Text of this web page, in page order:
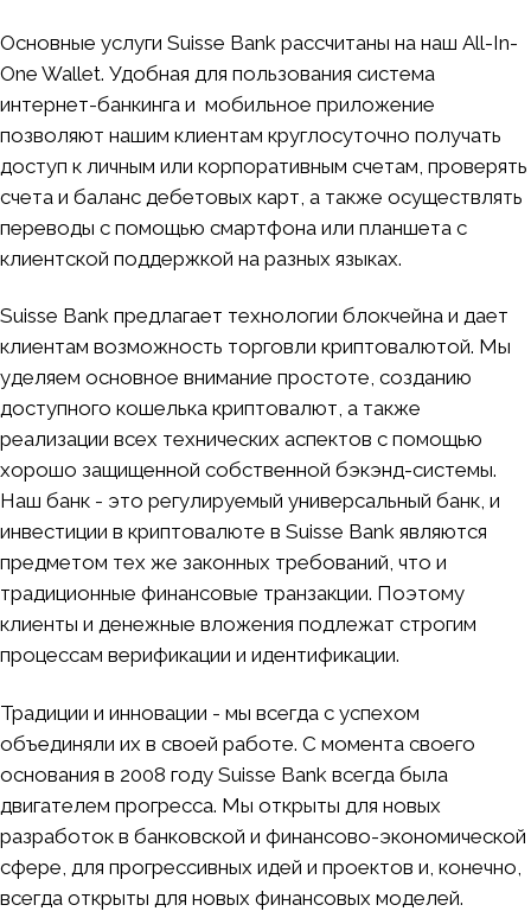
Основные услуги Suisse Bank рассчитаны на наш All-In-
One Wallet. Удобная для пользования система
интернет-банкинга и мобильное приложение
позволяют нашим клиентам круглосуточно получать
доступ к личным или корпоративным счетам, проверять
счета и баланс дебетовых карт, а также осуществлять
переводы с помощью смартфона или планшета с
клиентской поддержкой на разных языках.
Suisse Bank предлагает технологии блокчейна и дает
клиентам возможность торговли криптовалютой. Мы
уделяем основное внимание простоте, созданию
доступного кошелька криптовалют, а также
реализации всех технических аспектов с помощью
хорошо защищенной собственной бэкэнд-системы.
Наш банк - это регулируемый универсальный банк, и
инвестиции в криптовалюте в Suisse Bank являются
предметом тех же законных требований, что и
традиционные финансовые транзакции. Поэтому
клиенты и денежные вложения подлежат строгим
процессам верификации и идентификации.
Традиции и инновации - мы всегда с успехом
объединяли их в своей работе. С момента своего
основания в 2008 году Suisse Bank всегда была
двигателем прогресса. Мы открыты для новых
разработок в банковской и финансово-экономической
сфере, для прогрессивных идей и проектов и, конечно,
всегда открыты для новых финансовых моделей.